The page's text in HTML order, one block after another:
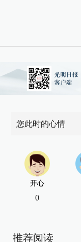
您此时的心情
开心
0
推荐阅读